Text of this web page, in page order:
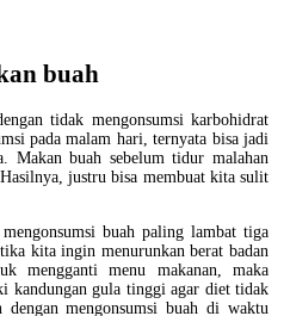
buah
tidak mengonsumsi karbohidrat
pada malam hari, ternyata bisa jadi
Makan buah sebelum tidur malahan
justru bisa membuat kita sulit
buah paling lambat tiga
kita ingin menurunkan berat badan
mengganti menu makanan, maka
kandungan gula tinggi agar diet tidak
dengan mengonsumsi buah di waktu